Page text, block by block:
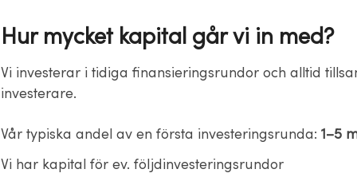
Hur mycket kapital går vi in med?
Vi investerar i tidiga finansieringsrundor och alltid
investerare.
Vår typiska andel av en första investeringsrunda: 1–5
Vi har kapital för ev. följdinvesteringsrundor